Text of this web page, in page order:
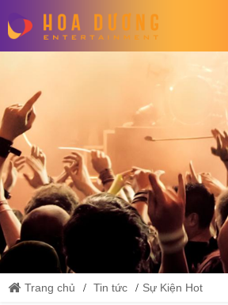
Trang chủ Tin tức Sự Kiện Hot